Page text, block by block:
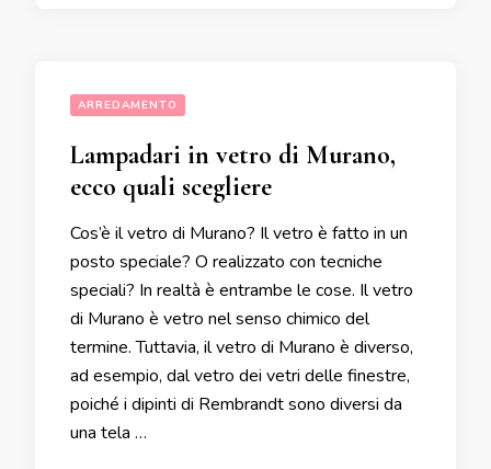
ARREDAMENTO
Lampadari in vetro di Murano,
ecco quali scegliere
Cos’è il vetro di Murano? Il vetro è fatto in un
posto speciale? O realizzato con tecniche
speciali? In realtà è entrambe le cose. Il vetro
di Murano è vetro nel senso chimico del
termine. Tuttavia, il vetro di Murano è diverso,
ad esempio, dal vetro dei vetri delle finestre,
poiché i dipinti di Rembrandt sono diversi da
una tela …